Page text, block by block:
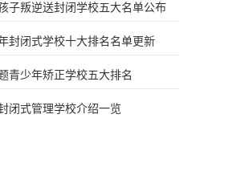
子叛逆送封闭学校五大名单公布
封闭式学校十大排名名单更新
青少年矫正学校五大排名
闭式管理学校介绍一览